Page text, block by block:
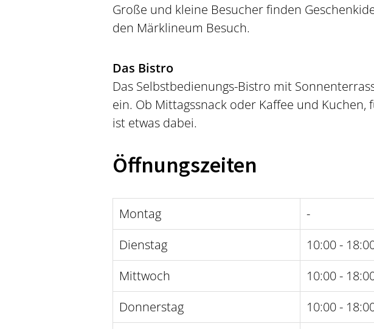
Große und kleine Besucher finden
den Märklineum Besuch.
Das Bistro
Das Selbstbedienungs-Bistro mit
ein. Ob Mittagssnack oder Kaffee und Kuchen,
ist etwas dabei.
Öffnungszeiten
Montag
-
Dienstag
10:00 -
Mittwoch
10:00 -
Donnerstag
10:00 -